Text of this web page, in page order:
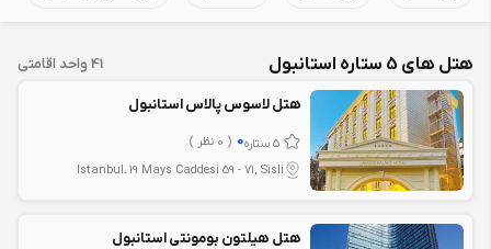
هتل های 5 ستاره استانبول 41 واحد اقامتی
هتل لاسوس پالاس استانبول
5 ستاره 0 ( 0 نظر )
Istanbul، 19 Mays Caddesi 59 - 71, Sisli
هتل هیلتون بومونتی استانبول